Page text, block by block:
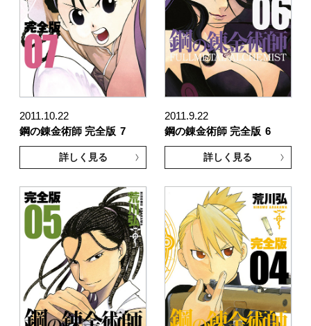
2011.10.22
鋼の錬金術師 完全版 7
詳しく見る
2011.9.22
鋼の錬金術師 完全版 6
詳しく見る